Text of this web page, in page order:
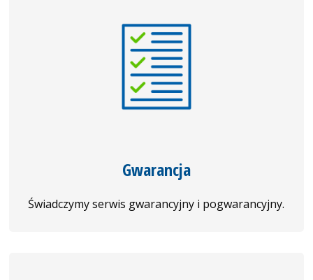
Gwarancja
Świadczymy serwis gwarancyjny i pogwarancyjny.